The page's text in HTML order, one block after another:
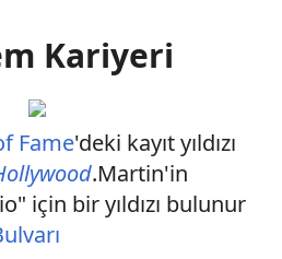
Kariyeri
Fame'deki kayıt yıldızı
.Martin'in
için bir yıldızı bulunur